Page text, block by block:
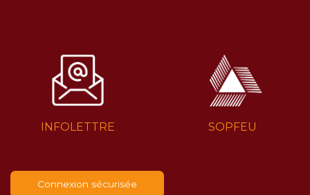
INFOLETTRE SOPFEU
Connexion sécurisée